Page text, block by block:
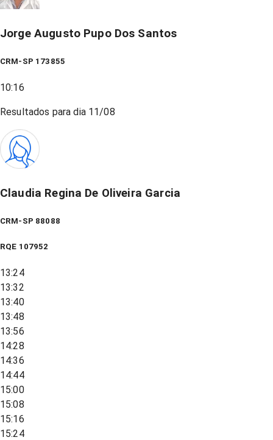
Jorge Augusto Pupo Dos Santos
CRM-SP 173855
10:16
Resultados para dia 11/08
Claudia Regina De Oliveira Garcia
CRM-SP 88088
RQE 107952
13:24
13:32
13:40
13:48
13:56
14:28
14:36
14:44
15:00
15:08
15:16
15:24